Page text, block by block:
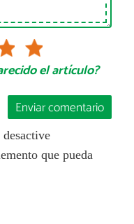
el artículo?
Enviar comentario
que pueda